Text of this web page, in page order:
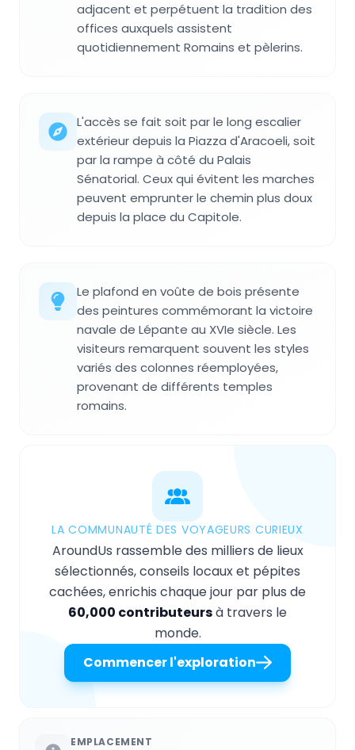
adjacent et perpétuent la tradition des
offices auxquels assistent
quotidiennement Romains et pèlerins.
L'accès se fait soit par le long escalier
extérieur depuis la Piazza d'Aracoeli, soit
par la rampe à côté du Palais
Sénatorial. Ceux qui évitent les marches
peuvent emprunter le chemin plus doux
depuis la place du Capitole.
Le plafond en voûte de bois présente
des peintures commémorant la victoire
navale de Lépante au XVIe siècle. Les
visiteurs remarquent souvent les styles
variés des colonnes réemployées,
provenant de différents temples
romains.
LA COMMUNAUTÉ DES VOYAGEURS CURIEUX
AroundUs rassemble des milliers de lieux
sélectionnés, conseils locaux et pépites
cachées, enrichis chaque jour par plus de
60,000 contributeursà travers le
monde.
Commencer l'exploration
EMPLACEMENT